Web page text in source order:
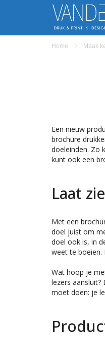
Home Maak
Een nieuw
brochure
doeleinden. Zo
kunt ook een
Laat
Met een
doel juist om
doel ook is, in
weet te boeien.
Wat hoop je
lezers
moet doen: je